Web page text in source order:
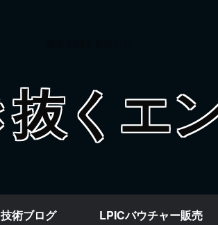
技術ブログ LPICバウチャー販売